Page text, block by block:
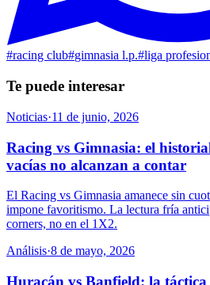
#racing club#gimnasia l.p.#liga
Te puede interesar
Noticias·11 de junio, 2026
Racing vs Gimnasia: el
vacías no alcanzan a contar
El Racing vs Gimnasia amanece sin
impone favoritismo. La lectura fría
corners, no en el 1X2.
Análisis·8 de mayo, 2026
Huracán vs Banfield: la táctica